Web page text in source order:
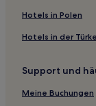
Taborstraße/
Hotels nahe
Wien
Hotels in Polen
Hotels in der
Support und
Meine Buchungen